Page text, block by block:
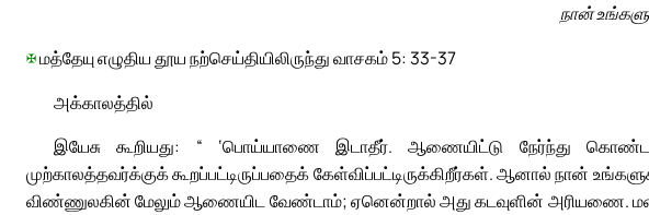
நான்
✠மத்தேயு எழுதிய தூய நற்செய்தியிலிருந்து வாசகம் 5: 33-37
அக்காலத்தில்
இயேசு கூறியது: “ ‘பொய்யாணை இடாதீர். ஆணையிட்டு நேர்ந்து
முற்காலத்தவர்க்குக் கூறப்பட்டிருப்பதைக் கேள்விப்பட்டிருக்கிறீர்கள். ஆனால் நான்
விண்ணுலகின் மேலும் ஆணையிட வேண்டாம்; ஏனென்றால் அது கடவுளின் அரியணை.